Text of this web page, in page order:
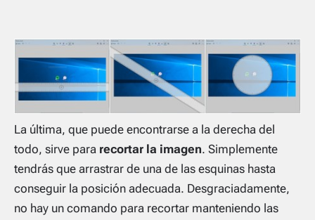
La última, que puede encontrarse a la derecha del
todo, sirve para recortar la imagen. Simplemente
tendrás que arrastrar de una de las esquinas hasta
conseguir la posición adecuada. Desgraciadamente,
no hay un comando para recortar manteniendo las